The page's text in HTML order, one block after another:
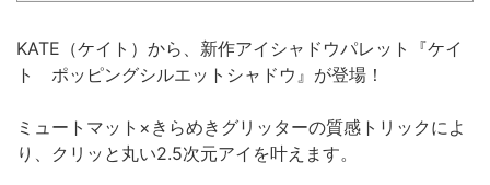
KATE（ケイト）から、新作アイシャドウパレット『ケイ
ト ポッピングシルエットシャドウ』が登場！
ミュートマット×きらめきグリッターの質感トリックによ
り、クリッと丸い2.5次元アイを叶えます。